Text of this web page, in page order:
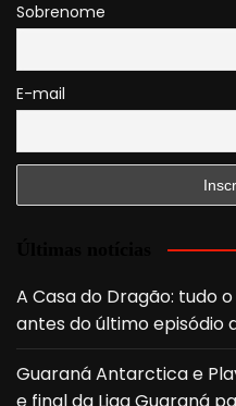
Sobrenome
E-mail
A Casa do Dragão: tudo
antes do último episódio
Guaraná Antarctica e
e final da Liga Guaraná